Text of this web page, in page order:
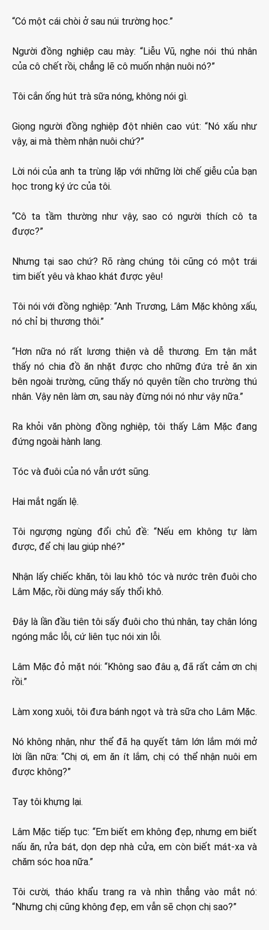
“Có một cái chòi ở sau núi trường học.”
Người đồng nghiệp cau mày: “Liễu Vũ, nghe nói thú nhân
của cô chết rồi, chẳng lẽ cô muốn nhận nuôi nó?”
Tôi cắn ống hút trà sữa nóng, không nói gì.
Giọng người đồng nghiệp đột nhiên cao vút: “Nó xấu như
vậy, ai mà thèm nhận nuôi chứ?”
Lời nói của anh ta trùng lặp với những lời chế giễu của bạn
học trong ký ức của tôi.
“Cô ta tầm thường như vậy, sao có người thích cô ta
được?”
Nhưng tại sao chứ? Rõ ràng chúng tôi cũng có một trái
tim biết yêu và khao khát được yêu!
Tôi nói với đồng nghiệp: “Anh Trương, Lâm Mặc không xấu,
nó chỉ bị thương thôi.”
“Hơn nữa nó rất lương thiện và dễ thương. Em tận mắt
thấy nó chia đồ ăn nhặt được cho những đứa trẻ ăn xin
bên ngoài trường, cũng thấy nó quyên tiền cho trường thú
nhân. Vậy nên làm ơn, sau này đừng nói nó như vậy nữa.”
Ra khỏi văn phòng đồng nghiệp, tôi thấy Lâm Mặc đang
đứng ngoài hành lang.
Tóc và đuôi của nó vẫn ướt sũng.
Hai mắt ngấn lệ.
Tôi ngượng ngùng đổi chủ đề: “Nếu em không tự làm
được, để chị lau giúp nhé?”
Nhận lấy chiếc khăn, tôi lau khô tóc và nước trên đuôi cho
Lâm Mặc, rồi dùng máy sấy thổi khô.
Đây là lần đầu tiên tôi sấy đuôi cho thú nhân, tay chân lóng
ngóng mắc lỗi, cứ liên tục nói xin lỗi.
Lâm Mặc đỏ mặt nói: “Không sao đâu ạ, đã rất cảm ơn chị
rồi.”
Làm xong xuôi, tôi đưa bánh ngọt và trà sữa cho Lâm Mặc.
Nó không nhận, như thể đã hạ quyết tâm lớn lắm mới mở
lời lần nữa: “Chị ơi, em ăn ít lắm, chị có thể nhận nuôi em
được không?”
Tay tôi khựng lại.
Lâm Mặc tiếp tục: “Em biết em không đẹp, nhưng em biết
nấu ăn, rửa bát, dọn dẹp nhà cửa, em còn biết mát-xa và
chăm sóc hoa nữa.”
Tôi cười, tháo khẩu trang ra và nhìn thẳng vào mắt nó:
“Nhưng chị cũng không đẹp, em vẫn sẽ chọn chị sao?”